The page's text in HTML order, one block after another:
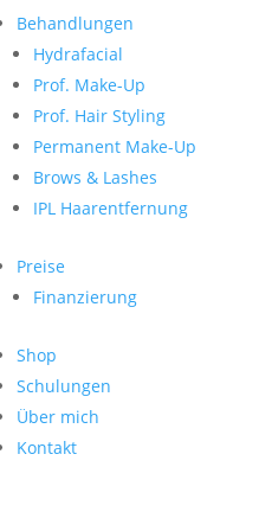
Behandlungen
Hydrafacial
Prof. Make-Up
Prof. Hair Styling
Permanent Make-Up
Brows & Lashes
IPL Haarentfernung
Preise
Finanzierung
Shop
Schulungen
Über mich
Kontakt
nach:
Neueste Kommentare
Archiv
Kategorien
Keine Kategorien
Meta
Anmelden
Feed der Einträge
WordPress.org
Search
nach:
Archive
Kontakt
Impressum
Datenschutz